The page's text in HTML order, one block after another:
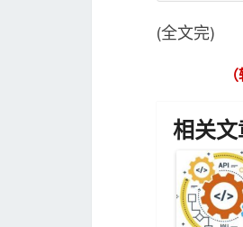
(全文完)
相关文